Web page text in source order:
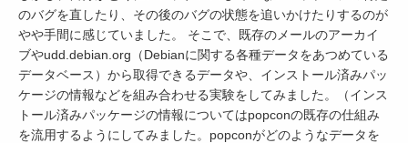
のバグを直したり、その後のバグの状態を追いかけたりするのが
やや手間に感じていました。 そこで、既存のメールのアーカイ
ブやudd.debian.org（Debianに関する各種データをあつめている
データベース）から取得できるデータや、インストール済みパッ
ケージの情報などを組み合わせる実験をしてみました。（インス
トール済みパッケージの情報についてはpopconの既存の仕組み
を流用するようにしてみました。popconがどのようなデータを